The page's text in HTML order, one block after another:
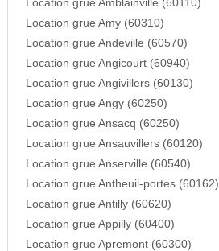
Location grue Amblainville (60110)
Location grue Amy (60310)
Location grue Andeville (60570)
Location grue Angicourt (60940)
Location grue Angivillers (60130)
Location grue Angy (60250)
Location grue Ansacq (60250)
Location grue Ansauvillers (60120)
Location grue Anserville (60540)
Location grue Antheuil-portes (60162)
Location grue Antilly (60620)
Location grue Appilly (60400)
Location grue Apremont (60300)